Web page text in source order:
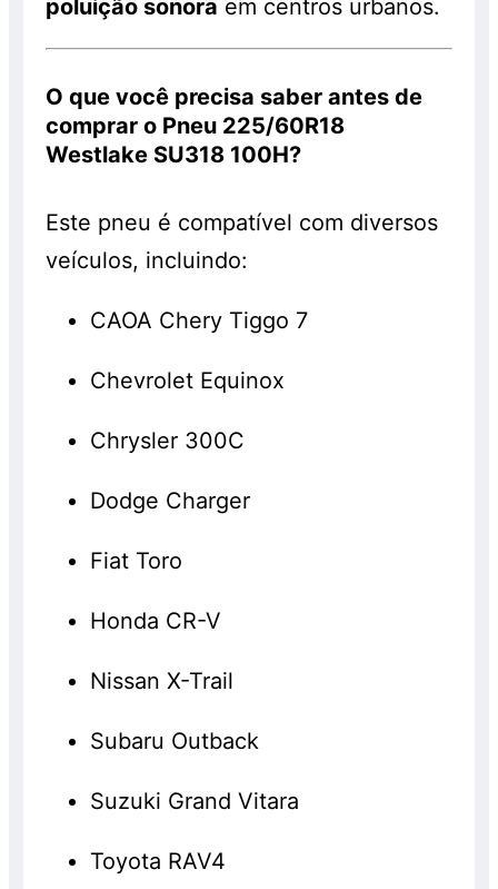
poluição sonora em centros urbanos.
O que você precisa saber antes de
comprar o Pneu 225/60R18
Westlake SU318 100H?
Este pneu é compatível com diversos
veículos, incluindo:
CAOA Chery Tiggo 7
Chevrolet Equinox
Chrysler 300C
Dodge Charger
Fiat Toro
Honda CR-V
Nissan X-Trail
Subaru Outback
Suzuki Grand Vitara
Toyota RAV4